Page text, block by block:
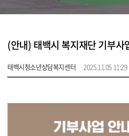
(안내) 태백시 복지재단 기부사
태백시청소년상담복지센터 2025.11.05 11:29